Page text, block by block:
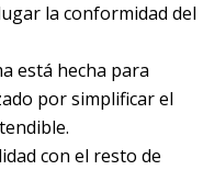
la conformidad del
está hecha para
por simplificar el
con el resto de